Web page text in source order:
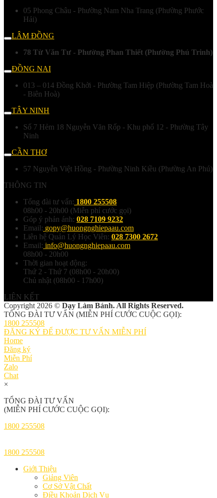
05 Phong Châu - Phường Nam Nha Trang (Phường Phước
Hải)
LÂM ĐỒNG
78 Từ Văn Tư - Phường Phan Thiết (Phường Phú Trinh)
ĐỒNG NAI
013 – 014 Đồng Khởi - Phường Tam Hiệp (Phường Tam Hoà
- Biên Hoà)
TÂY NINH
Số 7 Hẻm 18 Nguyễn Văn Rốp - Khu phố 12 - Phường Tây
Ninh
CẦN THƠ
57 Nguyễn Việt Hồng - Phường Ninh Kiều (Phường An Phú)
THÔNG TIN
Tổng đài tư vấn: 1800 255508
08h00 - 20h00 (Miễn phí cước gọi)
Góp ý phản ánh: 028 7109 9232
Email: gopy@huongnghiepaau.com
Liên hệ Quản Lý Học Viên: 028 7300 2672
Email: info@huongnghiepaau.com
08h00 - 20h00
Thời gian hoạt động:
Thứ 2 - Thứ 7 (08h00 - 20h00)
Chủ nhật (08h00 - 17h00)
LIÊN KẾT
Copyright 2026 © Dạy Làm Bánh. All Rights Reserved.
TỔNG ĐÀI TƯ VẤN (MIỄN PHÍ CƯỚC CUỘC GỌI):
1800 255508
ĐĂNG KÝ ĐỂ ĐƯỢC TƯ VẤN MIỄN PHÍ
Home
Đăng ký
Miễn Phí
Zalo
Chat
×
TỔNG ĐÀI TƯ VẤN
(MIỄN PHÍ CƯỚC CUỘC GỌI):
1800 255508
1800 255508
Giới Thiệu
Giảng Viên
Cơ Sở Vật Chất
Điều Khoản Dịch Vụ